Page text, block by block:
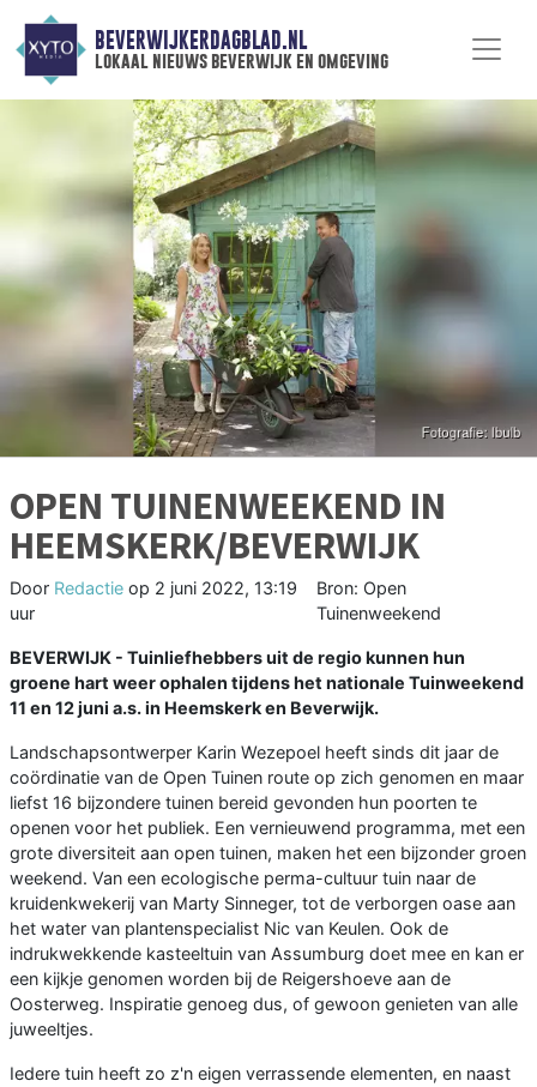
BEVERWIJKERDAGBLAD.NL
lokaal nieuws beverwijk en omgeving
OPEN TUINENWEEKEND IN
HEEMSKERK/BEVERWIJK
Door Redactie op 2 juni 2022, 13:19
uur
Bron: Open
Tuinenweekend
BEVERWIJK - Tuinliefhebbers uit de regio kunnen hun
groene hart weer ophalen tijdens het nationale Tuinweekend
11 en 12 juni a.s. in Heemskerk en Beverwijk.
Landschapsontwerper Karin Wezepoel heeft sinds dit jaar de
coördinatie van de Open Tuinen route op zich genomen en maar
liefst 16 bijzondere tuinen bereid gevonden hun poorten te
openen voor het publiek. Een vernieuwend programma, met een
grote diversiteit aan open tuinen, maken het een bijzonder groen
weekend. Van een ecologische perma-cultuur tuin naar de
kruidenkwekerij van Marty Sinneger, tot de verborgen oase aan
het water van plantenspecialist Nic van Keulen. Ook de
indrukwekkende kasteeltuin van Assumburg doet mee en kan er
een kijkje genomen worden bij de Reigershoeve aan de
Oosterweg. Inspiratie genoeg dus, of gewoon genieten van alle
juweeltjes.
Iedere tuin heeft zo z'n eigen verrassende elementen, en naast